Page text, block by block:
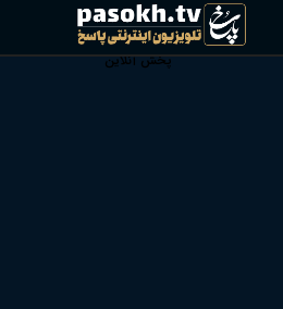
[jwp-video n="1,2,3,4,5"]
پخش آنلاین